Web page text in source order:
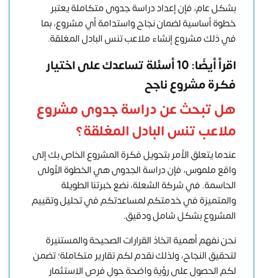
بشكل عام، فإن إعداد دراسة جدوى متكاملة يعتبر
خطوة أساسية لضمان نجاح واستدامة أي مشروع، بما
في ذلك مشروع إنشاء ملاعب تنس البادل المغلقة.
اقرأ أيضًا: 10 أسئلة تساعدك على اختيار
فكرة مشروع ناجح
هل تبحث عن دراسة جدوى مشروع
ملاعب تنس البادل المغلقة؟
عندما يتعلق الأمر بتحويل فكرة المشروع الخاص بك إلى
واقع ملموس، فإن دراسة الجدوى هي الخطوة الأولى
الحاسمة. في شركة الشعلة، نضع خبرتنا الطويلة
والمتميزة في خدمتكم لمساعدتكم في تحليل وتقييم
المشروع بشكل شامل ودقيق.
نحن نفهم أهمية اتخاذ القرارات الصحيحة والمستنيرة
لتحقيق النجاح، ولذلك نقدم لكم تقارير متكاملة؛ تضمن
لكم الحصول على رؤية واضحة حول فرص الاستثمار